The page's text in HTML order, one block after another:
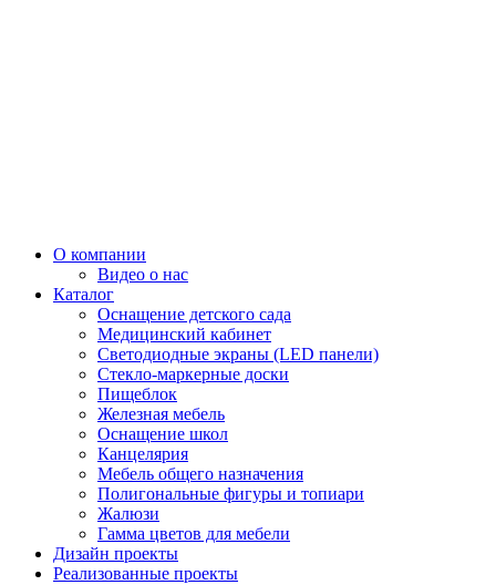
О компании
Видео о нас
Каталог
Оснащение детского сада
Медицинский кабинет
Светодиодные экраны (LED панели)
Стекло-маркерные доски
Пищеблок
Железная мебель
Оснащение школ
Канцелярия
Мебель общего назначения
Полигональные фигуры и топиари
Жалюзи
Гамма цветов для мебели
Дизайн проекты
Реализованные проекты